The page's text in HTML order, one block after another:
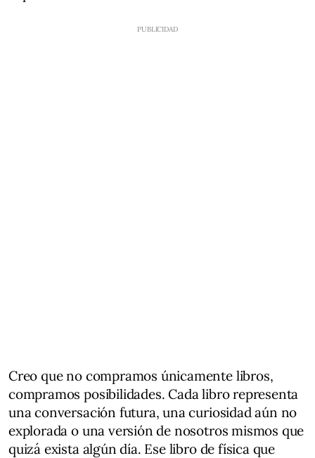
Creo que no compramos únicamente libros,
compramos posibilidades. Cada libro representa
una conversación futura, una curiosidad aún no
explorada o una versión de nosotros mismos que
quizá exista algún día. Ese libro de física que